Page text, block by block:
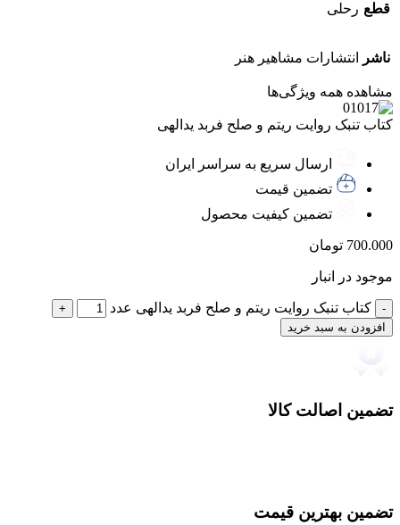
قطع رحلی
ناشر انتشارات مشاهیر هنر
مشاهده همه ویژگی‌ها
کتاب تنبک روایت ریتم و صلح فربد یدالهی
ارسال سریع به سراسر ایران
تضمین قیمت
تضمین کیفیت محصول
700.000 تومان
موجود در انبار
کتاب تنبک روایت ریتم و صلح فربد یدالهی عدد
افزودن به سبد خرید
تضمین اصالت کالا
تضمین بهترین قیمت